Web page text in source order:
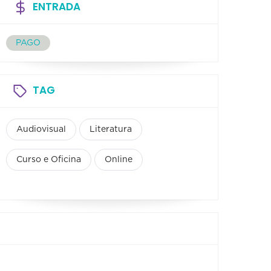
ENTRADA
PAGO
TAG
Audiovisual Literatura
Curso e Oficina Online